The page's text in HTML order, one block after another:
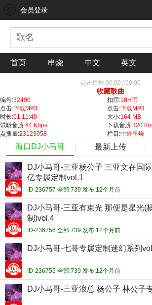
会员登录
首页 串烧 中文 英文
点击播放 00:00 / 00:00
收藏歌曲
编号:32490 扣币:10H币
点击:下载MP3 点击:下载MP3
时长:01:11:49 大小:164 MB
试听音质:64 Kbps 下载音质:320
点播量:23123958 栏目:中外串烧
海口DJ小马哥 最新上传
DJ小马哥-三亚杨公子 三亚文在国
亿专属定制vol.1
ID-236757 全部:739 发布:12个月前
DJ小马哥-三亚有束光 那便是星光(
制)vol.4
ID-236756 全部:739 发布:12个月前
DJ小马哥-七哥专属定制迷幻系列
ID-236755 全部:739 发布:12个月前
DJ小马哥-三亚浪总 杨公子 林公子